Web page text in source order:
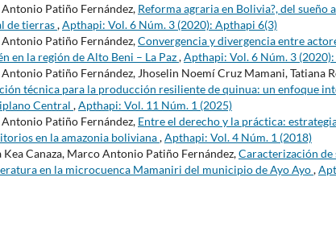
Patiño Fernández, Reforma agraria en Bolivia?, del
de tierras,Apthapi: Vol. 6 Núm. 3 (2020): Apthapi 6(3)
Patiño Fernández,Convergencia y divergencia entre
en la región de Alto Beni – La Paz,Apthapi: Vol. 6 Núm. 3
Patiño Fernández, Jhoselin Noemí Cruz Mamani, Tatiana
técnica para la producción resiliente de quinua: un enfoque
Central ,Apthapi: Vol. 11 Núm. 1 (2025)
Patiño Fernández, Entre el derecho y la práctica:
en la amazonia boliviana,Apthapi: Vol. 4 Núm. 1 (2018)
Kea Canaza, Marco Antonio Patiño Fernández,Caracterización de
en la microcuenca Mamaniri del municipio de Ayo Ayo,